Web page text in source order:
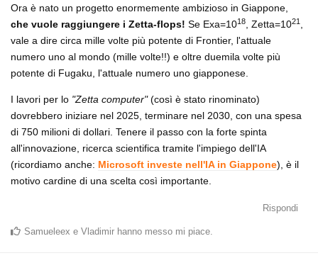
Ora è nato un progetto enormemente ambizioso in Giappone,
che vuole raggiungere i Zetta-flops! Se Exa=1018, Zetta=1021 ,
vale a dire circa mille volte più potente di Frontier, l'attuale
numero uno al mondo (mille volte!!) e oltre duemila volte più
potente di Fugaku, l'attuale numero uno giapponese.
I lavori per lo "Zetta computer"(così è stato rinominato)
dovrebbero iniziare nel 2025, terminare nel 2030, con una spesa
di 750 milioni di dollari. Tenere il passo con la forte spinta
all'innovazione, ricerca scientifica tramite l'impiego dell'IA
(ricordiamo anche: Microsoft investe nell'IA in Giappone), è il
motivo cardine di una scelta così importante.
Rispondi
Samueleex e Vladimir hanno messo mi piace.